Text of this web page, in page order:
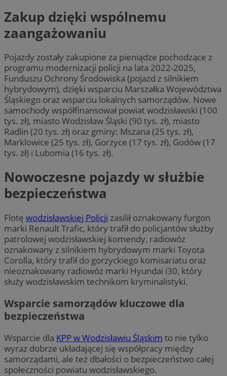
Zakup dzięki wspólnemu
zaangażowaniu
Pojazdy zostały zakupione za pieniądze pochodzące z
programu modernizacji policji na lata 2022-2025,
Funduszu Ochrony Środowiska (pojazd z silnikiem
hybrydowym), dzięki wsparciu Marszałka Województwa
Śląskiego oraz wsparciu lokalnych samorządów. Nowe
samochody współfinansował powiat wodzisławski (100
tys. zł), miasto Wodzisław Śląski (90 tys. zł), miasto
Radlin (20 tys. zł) oraz gminy: Mszana (25 tys. zł),
Marklowice (25 tys. zł), Gorzyce (17 tys. zł), Godów (17
tys. zł) i Lubomia (16 tys. zł).
Nowoczesne pojazdy w służbie
bezpieczeństwa
Flotę wodzisławskiej Policji zasilił oznakowany furgon
marki Renault Trafic, który trafił do policjantów służby
patrolowej wodzisławskiej komendy, radiowóz
oznakowany z silnikiem hybrydowym marki Toyota
Corolla, który trafił do gorzyckiego komisariatu oraz
nieoznakowany radiowóz marki Hyundai i30, który
służy wodzisławskim technikom kryminalistyki.
Wsparcie samorządów kluczowe dla
bezpieczeństwa
Wsparcie dla KPP w Wodzisławiu Śląskim to nie tylko
wyraz dobrze układającej się współpracy między
samorządami, ale też dbałości o bezpieczeństwo całej
społeczności powiatu wodzisławskiego.